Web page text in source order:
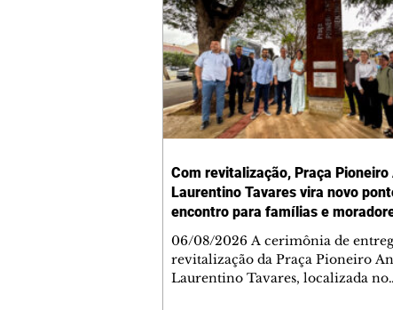
Com revitalização, Praça
Laurentino Tavares vira novo
encontro para famílias e
06/08/2026 A cerimônia de
revitalização da Praça Pioneiro
Laurentino Tavares, localizada no